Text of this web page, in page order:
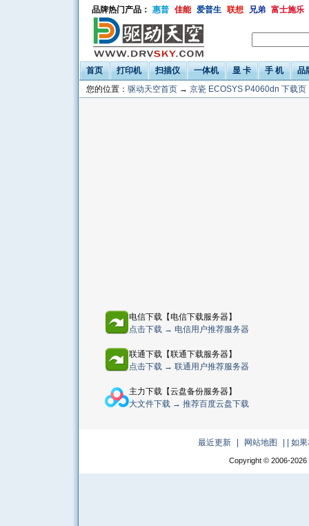
品牌热门产品： 惠普 佳能 爱普生 联想 兄弟 富士施乐
首页 打印机 扫描仪 一体机 显 卡 手 机
品
您的位置： 驱动天空首页 → 京瓷 ECOSYS P4060dn 下载页
电信下载【电信下载服务器】
点击下载 → 电信用户推荐服务器
联通下载【联通下载服务器】
点击下载 → 联通用户推荐服务器
主力下载【云盘备份服务器】
大文件下载 → 推荐百度云盘下载
最近更新 网站地图 | 如
Copyright © 2006-2026